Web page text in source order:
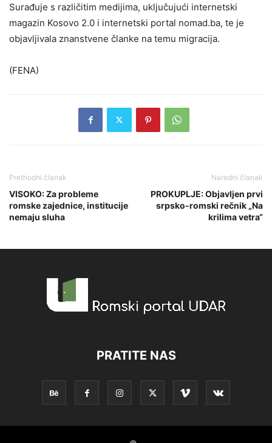
Surađuje s različitim medijima, uključujući internetski
magazin Kosovo 2.0 i internetski portal nomad.ba, te je
objavljivala znanstvene članke na temu migracija.
(FENA)
Prethodni članak
VISOKO: Za probleme
romske zajednice, institucije
nemaju sluha
Naredni članak
PROKUPLJE: Objavljen prvi
srpsko-romski rečnik „Na
krilima vetra“
PRATITE NAS